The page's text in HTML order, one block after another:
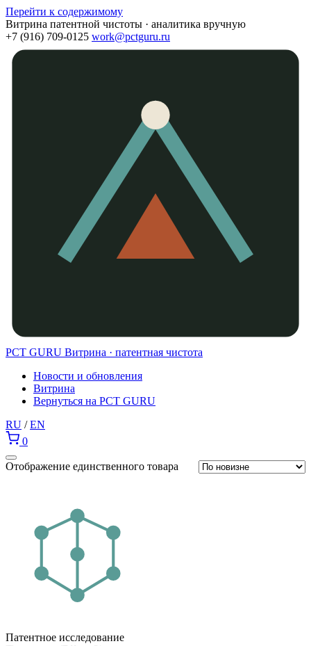
Перейти к содержимому
Витрина патентной чистоты · аналитика вручную
+7 (916) 709-0125 work@pctguru.ru
PCT GURU Витрина · патентная чистота
Новости и обновления
Витрина
Вернуться на PCT GURU
RU / EN
0
Отображение единственного товара
Патентное исследование